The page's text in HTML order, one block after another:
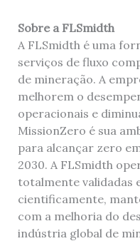
Sobre a FLSmidth
A FLSmidth é uma
serviços de fluxo
de mineração. A
melhorem o
operacionais e
MissionZero é sua
para alcançar zero
2030. A FLSmidth
totalmente validadas
cientificamente,
com a melhoria do
indústria global de